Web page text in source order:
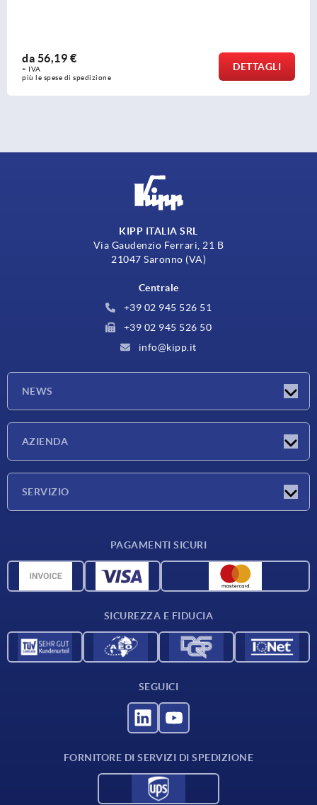
da11,71 €
+ IVA
più le spese di spedizione
DETTAGLI
KIPP ITALIA SRL
Via Gaudenzio Ferrari, 21 B
21047 Saronno (VA)
Centrale
+39 02 945 526 51
+39 02 945 526 50
info@kipp.it
NEWS
AZIENDA
SERVIZIO
Dati CAD
PAGAMENTI SICURI
SICUREZZA E FIDUCIA
SEGUICI
FORNITORE DI SERVIZI DI SPEDIZIONE